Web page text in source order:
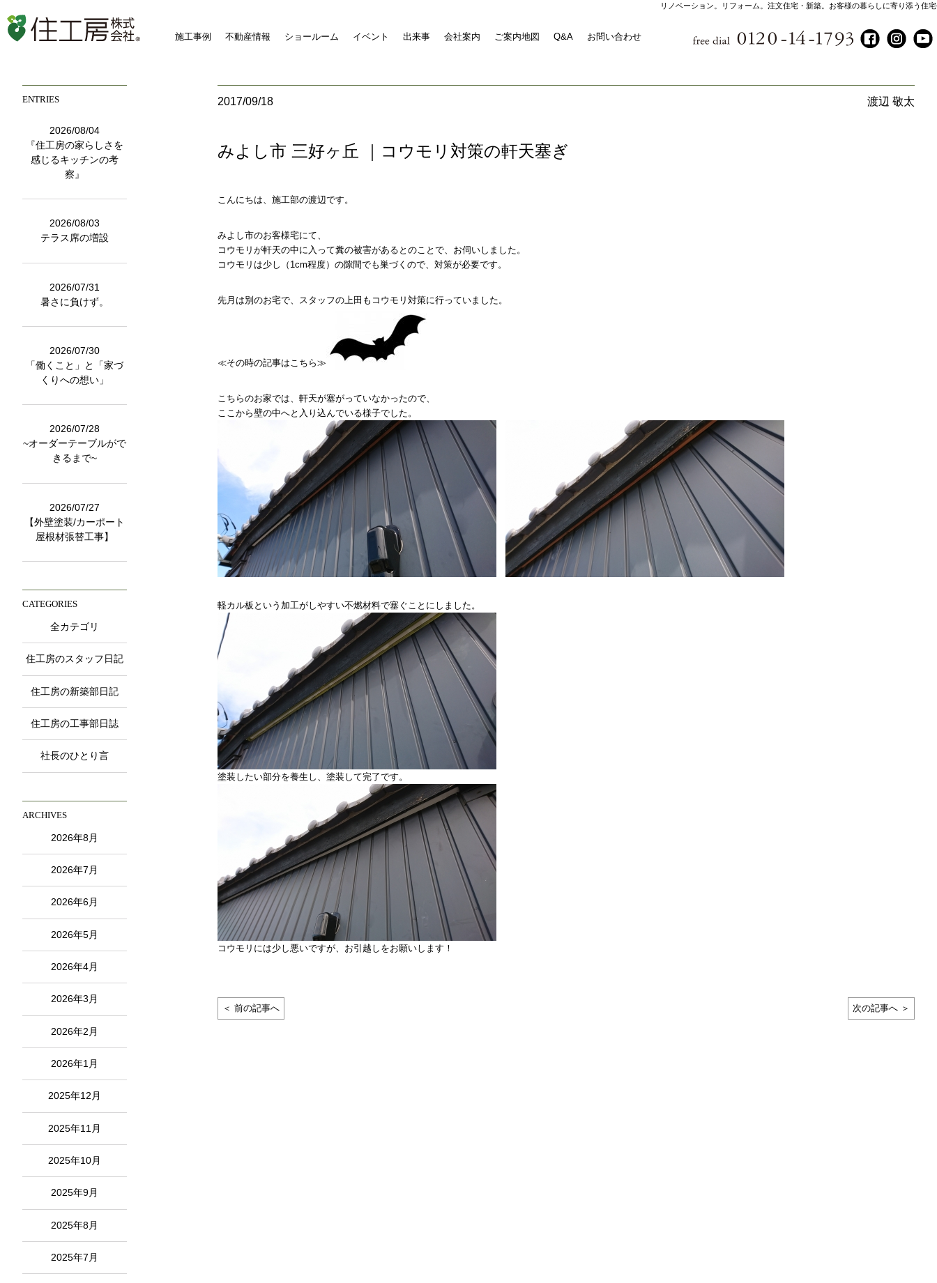
リノベーション。リフォーム。注文住宅・新築。お客様の暮らしに寄り添う住
施工事例 不動産情報 ショールーム イベント 出来事 会社案内 ご案内地図 Q&A お問い合わせ
2017/09/18 渡辺 敬太
みよし市 三好ヶ丘 ｜コウモリ対策の軒天塞ぎ
こんにちは、施工部の渡辺です。
みよし市のお客様宅にて、
コウモリが軒天の中に入って糞の被害があるとのことで、お伺いしました。
コウモリは少し（1cm程度）の隙間でも巣づくので、対策が必要です。
先月は別のお宅で、スタッフの上田もコウモリ対策に行っていました。
≪その時の記事はこちら≫
こちらのお家では、軒天が塞がっていなかったので、
ここから壁の中へと入り込んでいる様子でした。
軽カル板という加工がしやすい不燃材料で塞ぐことにしました。
塗装したい部分を養生し、塗装して完了です。
コウモリには少し悪いですが、お引越しをお願いします！
＜ 前の記事へ 次の記事へ ＞
ENTRIES
2026/08/04
『住工房の家らしさを
感じるキッチンの考
察』
2026/08/03
テラス席の増設
2026/07/31
暑さに負けず。
2026/07/30
「働くこと」と「家づ
くりへの想い」
2026/07/28
~オーダーテーブルがで
きるまで~
2026/07/27
【外壁塗装/カーポート
屋根材張替工事】
CATEGORIES
全カテゴリ
住工房のスタッフ日記
住工房の新築部日記
住工房の工事部日誌
社長のひとり言
ARCHIVES
2026年8月
2026年7月
2026年6月
2026年5月
2026年4月
2026年3月
2026年2月
2026年1月
2025年12月
2025年11月
2025年10月
2025年9月
2025年8月
2025年7月